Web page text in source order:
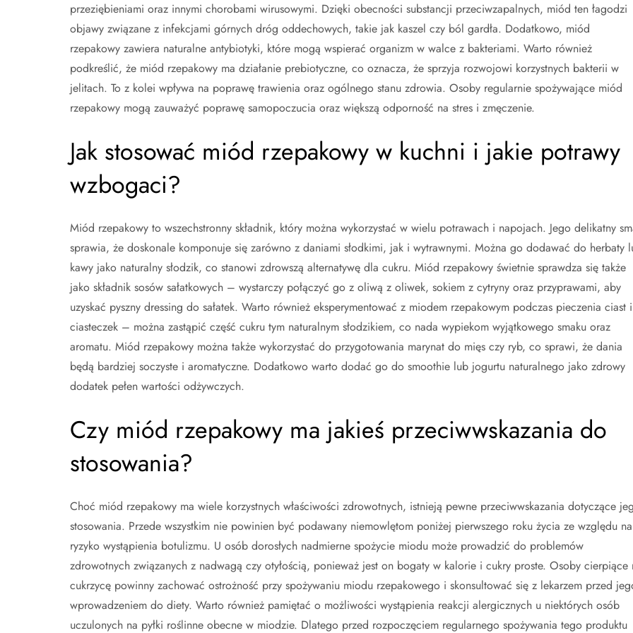
przeziębieniami oraz innymi chorobami wirusowymi. Dzięki obecności substancji przeciwzapalnych, miód ten łagodzi
objawy związane z infekcjami górnych dróg oddechowych, takie jak kaszel czy ból gardła. Dodatkowo, miód
rzepakowy zawiera naturalne antybiotyki, które mogą wspierać organizm w walce z bakteriami. Warto również
podkreślić, że miód rzepakowy ma działanie prebiotyczne, co oznacza, że sprzyja rozwojowi korzystnych bakterii w
jelitach. To z kolei wpływa na poprawę trawienia oraz ogólnego stanu zdrowia. Osoby regularnie spożywające miód
rzepakowy mogą zauważyć poprawę samopoczucia oraz większą odporność na stres i zmęczenie.
Jak stosować miód rzepakowy w kuchni i jakie potrawy
wzbogaci?
Miód rzepakowy to wszechstronny składnik, który można wykorzystać w wielu potrawach i napojach. Jego delikatny
sprawia, że doskonale komponuje się zarówno z daniami słodkimi, jak i wytrawnymi. Można go dodawać do herbaty
kawy jako naturalny słodzik, co stanowi zdrowszą alternatywę dla cukru. Miód rzepakowy świetnie sprawdza się także
jako składnik sosów sałatkowych – wystarczy połączyć go z oliwą z oliwek, sokiem z cytryny oraz przyprawami, aby
uzyskać pyszny dressing do sałatek. Warto również eksperymentować z miodem rzepakowym podczas pieczenia ciast i
ciasteczek – można zastąpić część cukru tym naturalnym słodzikiem, co nada wypiekom wyjątkowego smaku oraz
aromatu. Miód rzepakowy można także wykorzystać do przygotowania marynat do mięs czy ryb, co sprawi, że dania
będą bardziej soczyste i aromatyczne. Dodatkowo warto dodać go do smoothie lub jogurtu naturalnego jako zdrowy
dodatek pełen wartości odżywczych.
Czy miód rzepakowy ma jakieś przeciwwskazania do
stosowania?
Choć miód rzepakowy ma wiele korzystnych właściwości zdrowotnych, istnieją pewne przeciwwskazania dotyczące
stosowania. Przede wszystkim nie powinien być podawany niemowlętom poniżej pierwszego roku życia ze względu na
ryzyko wystąpienia botulizmu. U osób dorosłych nadmierne spożycie miodu może prowadzić do problemów
zdrowotnych związanych z nadwagą czy otyłością, ponieważ jest on bogaty w kalorie i cukry proste. Osoby cierpiące
cukrzycę powinny zachować ostrożność przy spożywaniu miodu rzepakowego i skonsultować się z lekarzem przed
wprowadzeniem do diety. Warto również pamiętać o możliwości wystąpienia reakcji alergicznych u niektórych osób
uczulonych na pyłki roślinne obecne w miodzie. Dlatego przed rozpoczęciem regularnego spożywania tego produktu